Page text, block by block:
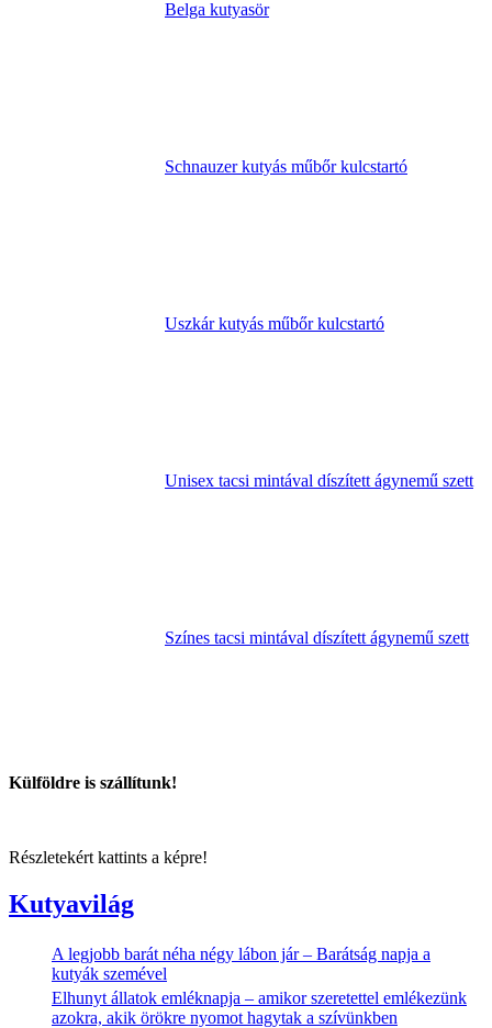
Belga kutyasör
Schnauzer kutyás műbőr kulcstartó
Uszkár kutyás műbőr kulcstartó
Unisex tacsi mintával díszített ágynemű szett
Színes tacsi mintával díszített ágynemű szett
Külföldre is szállítunk!
Részletekért kattints a képre!
Kutyavilág
A legjobb barát néha négy lábon jár – Barátság napja a
kutyák szemével
Elhunyt állatok emléknapja – amikor szeretettel emlékezünk
azokra, akik örökre nyomot hagytak a szívünkben